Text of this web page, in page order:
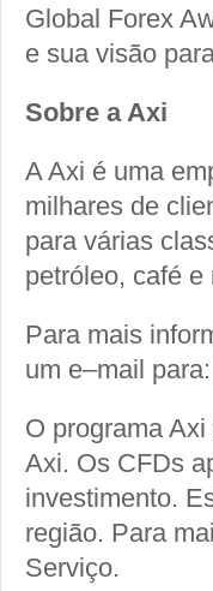
Global Forex
e sua visão
Sobre a Axi
A Axi é uma
milhares de
para várias
petróleo, café e
Para mais
um e–mail para:
O programa
Axi. Os CFDs
investimento.
região. Para
Serviço.